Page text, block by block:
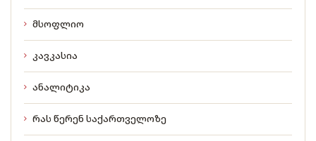
მსოფლიო
კავკასია
ანალიტიკა
რას წერენ საქართველოზე